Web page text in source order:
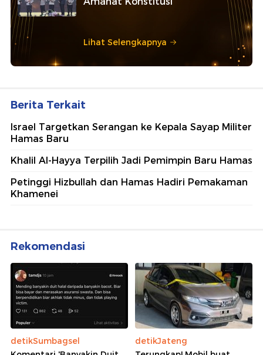
Lihat Selengkapnya
Berita Terkait
Israel Targetkan Serangan ke Kepala Sayap Militer
Hamas Baru
Khalil Al-Hayya Terpilih Jadi Pemimpin Baru Hamas
Petinggi Hizbullah dan Hamas Hadiri Pemakaman
Khamenei
Rekomendasi
detikSumbagsel
detikJateng